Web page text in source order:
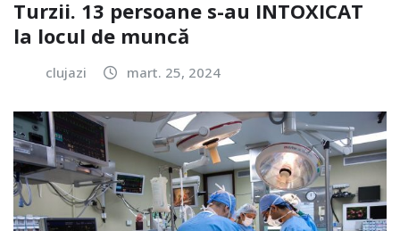
Turzii. 13 persoane s-au INTOXICAT
la locul de muncă
clujazi mart. 25, 2024